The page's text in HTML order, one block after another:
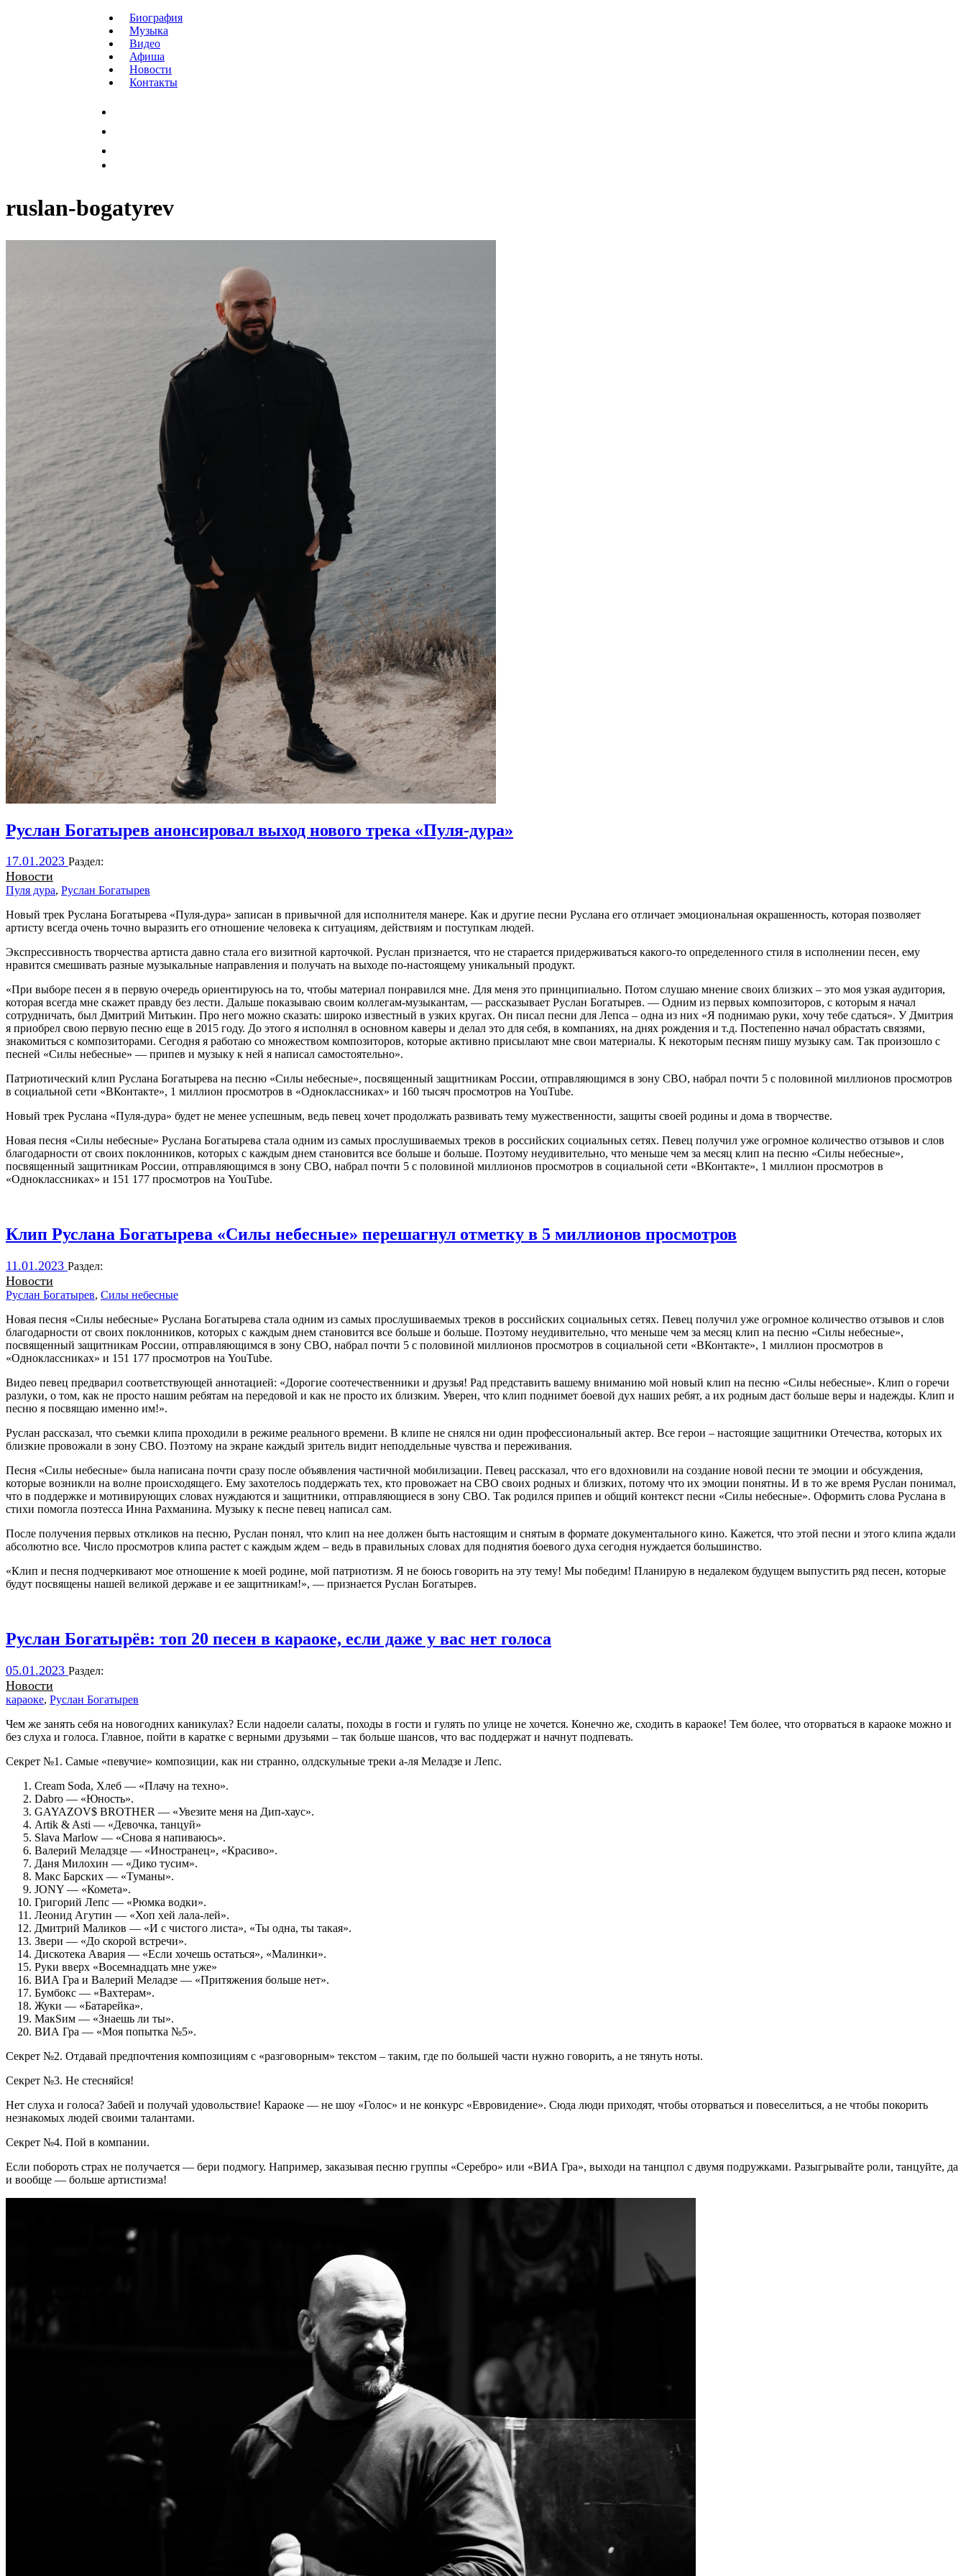
Биография
Музыка
Видео
Афиша
Новости
Контакты
ruslan-bogatyrev
Руслан Богатырев анонсировал выход нового трека «Пуля-дура»
17.01.2023 Раздел:
Новости
Пуля дура, Руслан Богатырев
Новый трек Руслана Богатырева «Пуля-дура» записан в привычной для исполнителя манере. Как и другие песни Руслана его отличает эмоциональная окрашенность, которая позволяет
артисту всегда очень точно выразить его отношение человека к ситуациям, действиям и поступкам людей.
Экспрессивность творчества артиста давно стала его визитной карточкой. Руслан признается, что не старается придерживаться какого-то определенного стиля в исполнении песен, ему
нравится смешивать разные музыкальные направления и получать на выходе по-настоящему уникальный продукт.
«При выборе песен я в первую очередь ориентируюсь на то, чтобы материал понравился мне. Для меня это принципиально. Потом слушаю мнение своих близких – это моя узкая аудитория,
которая всегда мне скажет правду без лести. Дальше показываю своим коллегам-музыкантам, — рассказывает Руслан Богатырев. — Одним из первых композиторов, с которым я начал
сотрудничать, был Дмитрий Митькин. Про него можно сказать: широко известный в узких кругах. Он писал песни для Лепса – одна из них «Я поднимаю руки, хочу тебе сдаться». У Дмитрия
я приобрел свою первую песню еще в 2015 году. До этого я исполнял в основном каверы и делал это для себя, в компаниях, на днях рождения и т.д. Постепенно начал обрастать связями,
знакомиться с композиторами. Сегодня я работаю со множеством композиторов, которые активно присылают мне свои материалы. К некоторым песням пишу музыку сам. Так произошло с
песней «Силы небесные» — припев и музыку к ней я написал самостоятельно».
Патриотический клип Руслана Богатырева на песню «Силы небесные», посвященный защитникам России, отправляющимся в зону СВО, набрал почти 5 с половиной миллионов просмотров
в социальной сети «ВКонтакте», 1 миллион просмотров в «Одноклассниках» и 160 тысяч просмотров на YouTube.
Новый трек Руслана «Пуля-дура» будет не менее успешным, ведь певец хочет продолжать развивать тему мужественности, защиты своей родины и дома в творчестве.
Новая песня «Силы небесные» Руслана Богатырева стала одним из самых прослушиваемых треков в российских социальных сетях. Певец получил уже огромное количество отзывов и слов
благодарности от своих поклонников, которых с каждым днем становится все больше и больше. Поэтому неудивительно, что меньше чем за месяц клип на песню «Силы небесные»,
посвященный защитникам России, отправляющимся в зону СВО, набрал почти 5 с половиной миллионов просмотров в социальной сети «ВКонтакте», 1 миллион просмотров в
«Одноклассниках» и 151 177 просмотров на YouTube.
Клип Руслана Богатырева «Силы небесные» перешагнул отметку в 5 миллионов просмотров
11.01.2023 Раздел:
Новости
Руслан Богатырев, Силы небесные
Новая песня «Силы небесные» Руслана Богатырева стала одним из самых прослушиваемых треков в российских социальных сетях. Певец получил уже огромное количество отзывов и слов
благодарности от своих поклонников, которых с каждым днем становится все больше и больше. Поэтому неудивительно, что меньше чем за месяц клип на песню «Силы небесные»,
посвященный защитникам России, отправляющимся в зону СВО, набрал почти 5 с половиной миллионов просмотров в социальной сети «ВКонтакте», 1 миллион просмотров в
«Одноклассниках» и 151 177 просмотров на YouTube.
Видео певец предварил соответствующей аннотацией: «Дорогие соотечественники и друзья! Рад представить вашему вниманию мой новый клип на песню «Силы небесные». Клип о горечи
разлуки, о том, как не просто нашим ребятам на передовой и как не просто их близким. Уверен, что клип поднимет боевой дух наших ребят, а их родным даст больше веры и надежды. Клип и
песню я посвящаю именно им!».
Руслан рассказал, что съемки клипа проходили в режиме реального времени. В клипе не снялся ни один профессиональный актер. Все герои – настоящие защитники Отечества, которых их
близкие провожали в зону СВО. Поэтому на экране каждый зритель видит неподдельные чувства и переживания.
Песня «Силы небесные» была написана почти сразу после объявления частичной мобилизации. Певец рассказал, что его вдохновили на создание новой песни те эмоции и обсуждения,
которые возникли на волне происходящего. Ему захотелось поддержать тех, кто провожает на СВО своих родных и близких, потому что их эмоции понятны. И в то же время Руслан понимал,
что в поддержке и мотивирующих словах нуждаются и защитники, отправляющиеся в зону СВО. Так родился припев и общий контекст песни «Силы небесные». Оформить слова Руслана в
стихи помогла поэтесса Инна Рахманина. Музыку к песне певец написал сам.
После получения первых откликов на песню, Руслан понял, что клип на нее должен быть настоящим и снятым в формате документального кино. Кажется, что этой песни и этого клипа ждали
абсолютно все. Число просмотров клипа растет с каждым ждем – ведь в правильных словах для поднятия боевого духа сегодня нуждается большинство.
«Клип и песня подчеркивают мое отношение к моей родине, мой патриотизм. Я не боюсь говорить на эту тему! Мы победим! Планирую в недалеком будущем выпустить ряд песен, которые
будут посвящены нашей великой державе и ее защитникам!», — признается Руслан Богатырев.
Руслан Богатырёв: топ 20 песен в караоке, если даже у вас нет голоса
05.01.2023 Раздел:
Новости
караоке, Руслан Богатырев
Чем же занять себя на новогодних каникулах? Если надоели салаты, походы в гости и гулять по улице не хочется. Конечно же, сходить в караоке! Тем более, что оторваться в караоке можно и
без слуха и голоса. Главное, пойти в каратке с верными друзьями – так больше шансов, что вас поддержат и начнут подпевать.
Секрет №1. Самые «певучие» композиции, как ни странно, олдскульные треки а-ля Меладзе и Лепс.
Cream Soda, Хлеб — «Плачу на техно».
Dabro — «Юность».
GAYAZOV$ BROTHER — «Увезите меня на Дип-хаус».
Artik & Asti — «Девочка, танцуй»
Slava Marlow — «Снова я напиваюсь».
Валерий Меладзце — «Иностранец», «Красиво».
Даня Милохин — «Дико тусим».
Макс Барских — «Туманы».
JONY — «Комета».
Григорий Лепс — «Рюмка водки».
Леонид Агутин — «Хоп хей лала-лей».
Дмитрий Маликов — «И с чистого листа», «Ты одна, ты такая».
Звери — «До скорой встречи».
Дискотека Авария — «Если хочешь остаться», «Малинки».
Руки вверх «Восемнадцать мне уже»
ВИА Гра и Валерий Меладзе — «Притяжения больше нет».
Бумбокс — «Вахтерам».
Жуки — «Батарейка».
МакSим — «Знаешь ли ты».
ВИА Гра — «Моя попытка №5».
Секрет №2. Отдавай предпочтения композициям с «разговорным» текстом – таким, где по большей части нужно говорить, а не тянуть ноты.
Секрет №3. Не стесняйся!
Нет слуха и голоса? Забей и получай удовольствие! Караоке — не шоу «Голос» и не конкурс «Евровидение». Сюда люди приходят, чтобы оторваться и повеселиться, а не чтобы покорить
незнакомых людей своими талантами.
Секрет №4. Пой в компании.
Если побороть страх не получается — бери подмогу. Например, заказывая песню группы «Серебро» или «ВИА Гра», выходи на танцпол с двумя подружками. Разыгрывайте роли, танцуйте, да
и вообще — больше артистизма!